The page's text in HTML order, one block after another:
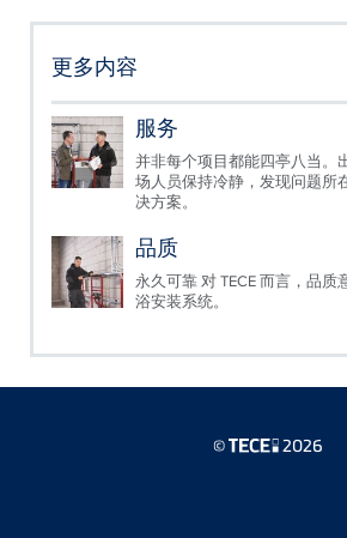
更多内容
服务
并非每个项目都能四亭八当。
场人员保持冷静，发现问题所
决方案。
品质
永久可靠 对 TECE 而言，品
浴安装系统。
© 2026